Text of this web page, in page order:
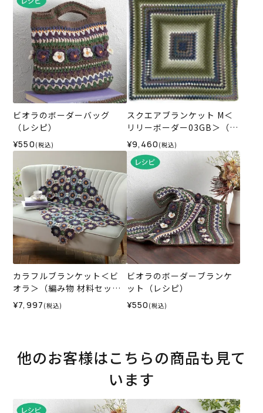
ビオラのボーダーバッグ
（レシピ）
¥550 (税込)
スクエアブランケット M＜
リリーボーダー03GB＞（編
み物 材料セット）
¥9,460 (税込)
カラフルブランケット＜ビ
オラ＞（編み物 材料セッ
ト）
¥7,997 (税込)
ビオラのボーダーブランケ
ット（レシピ）
¥550 (税込)
他のお客様はこちらの商品も見て
います